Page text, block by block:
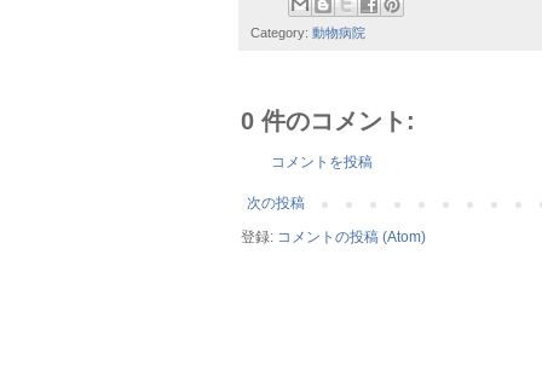
Category: 動物病院
0 件のコメント:
コメントを投稿
次の投稿
登録: コメントの投稿 (Atom)